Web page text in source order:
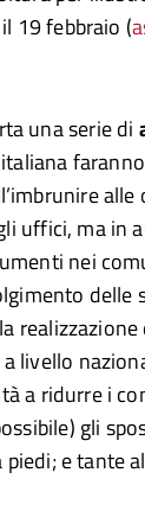
19 febbraio (
una serie di
uffici, ma in
nei
delle
livello
a ridurre i
gli
e tante